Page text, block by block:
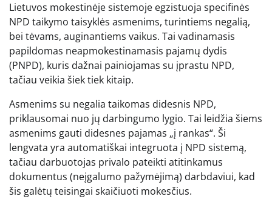
Lietuvos mokestinėje sistemoje egzistuoja specifinės
NPD taikymo taisyklės asmenims, turintiems negalią,
bei tėvams, auginantiems vaikus. Tai vadinamasis
papildomas neapmokestinamasis pajamų dydis
(PNPD), kuris dažnai painiojamas su įprastu NPD,
tačiau veikia šiek tiek kitaip.
Asmenims su negalia taikomas didesnis NPD,
priklausomai nuo jų darbingumo lygio. Tai leidžia šiems
asmenims gauti didesnes pajamas „į rankas“. Ši
lengvata yra automatiškai integruota į NPD sistemą,
tačiau darbuotojas privalo pateikti atitinkamus
dokumentus (neįgalumo pažymėjimą) darbdaviui, kad
šis galėtų teisingai skaičiuoti mokesčius.